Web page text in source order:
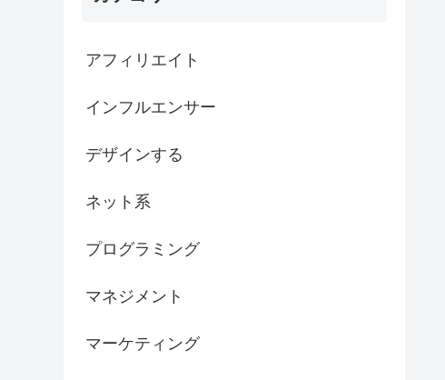
アフィリエイト
インフルエンサー
デザインする
ネット系
プログラミング
マネジメント
マーケティング